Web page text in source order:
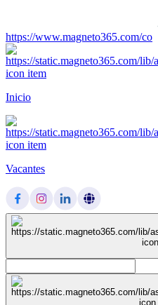
https://www.magneto365.com/co
Inicio
Vacantes